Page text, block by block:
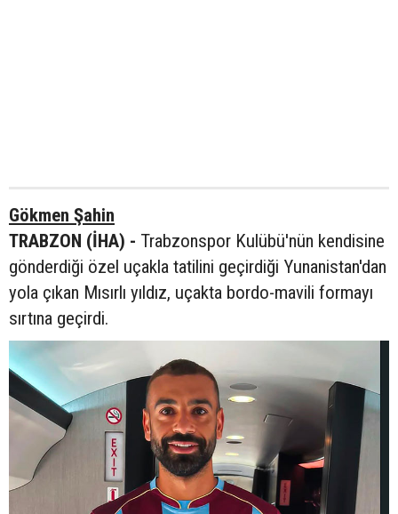
Gökmen Şahin
TRABZON (İHA) - Trabzonspor Kulübü'nün kendisine
gönderdiği özel uçakla tatilini geçirdiği Yunanistan'dan
yola çıkan Mısırlı yıldız, uçakta bordo-mavili formayı
sırtına geçirdi.